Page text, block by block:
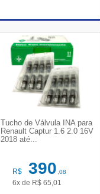
Tucho de Válvula INA para
Renault Captur 1.6 2.0 16V
2018 até...
R$ 390,08
6x de R$ 65,01